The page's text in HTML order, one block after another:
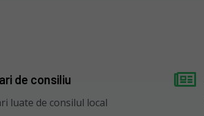
de consiliu
luate de consilul local